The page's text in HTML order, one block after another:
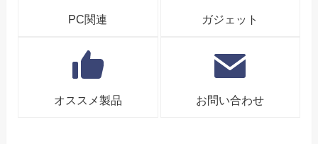
PC関連 ガジェット
オススメ製品 お問い合わせ